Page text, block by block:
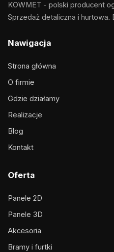
KOWMET - polski producent
Sprzedaż detaliczna i hurtowa.
Nawigacja
Strona główna
O firmie
Gdzie działamy
Realizacje
Blog
Kontakt
Oferta
Panele 2D
Panele 3D
Akcesoria
Bramy i furtki